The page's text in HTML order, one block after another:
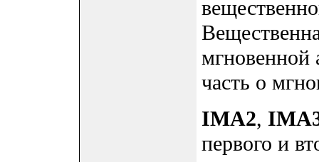
мгновенной
часть о
IMA2,
первого и